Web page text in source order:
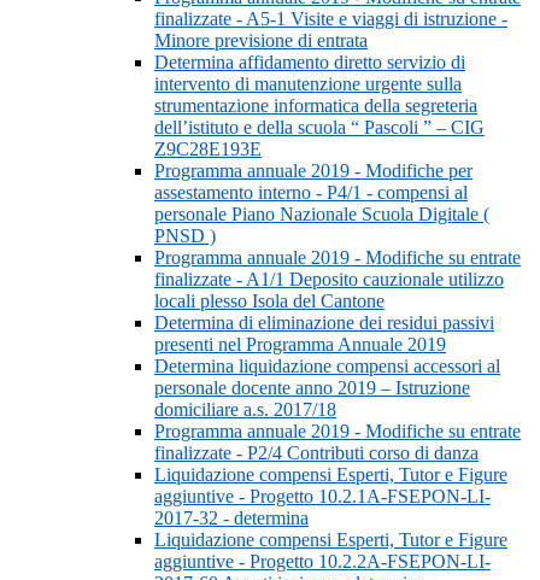
finalizzate - A5-1 Visite e viaggi di istruzione -
Minore previsione di entrata
Determina affidamento diretto servizio di
intervento di manutenzione urgente sulla
strumentazione informatica della segreteria
dell’istituto e della scuola “ Pascoli ” – CIG
Z9C28E193E
Programma annuale 2019 - Modifiche per
assestamento interno - P4/1 - compensi al
personale Piano Nazionale Scuola Digitale (
PNSD )
Programma annuale 2019 - Modifiche su entrate
finalizzate - A1/1 Deposito cauzionale utilizzo
locali plesso Isola del Cantone
Determina di eliminazione dei residui passivi
presenti nel Programma Annuale 2019
Determina liquidazione compensi accessori al
personale docente anno 2019 – Istruzione
domiciliare a.s. 2017/18
Programma annuale 2019 - Modifiche su entrate
finalizzate - P2/4 Contributi corso di danza
Liquidazione compensi Esperti, Tutor e Figure
aggiuntive - Progetto 10.2.1A-FSEPON-LI-
2017-32 - determina
Liquidazione compensi Esperti, Tutor e Figure
aggiuntive - Progetto 10.2.2A-FSEPON-LI-